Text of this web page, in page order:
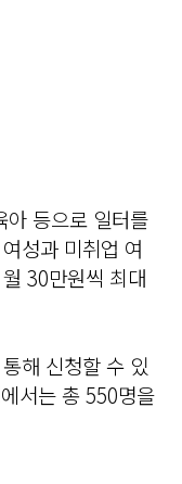
아 등으로 일터를
성과 미취업 여
30만원씩 최대
해 신청할 수 있
서는 총 550명을